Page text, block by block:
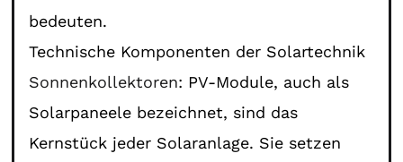
bedeuten.
Technische Komponenten der Solartechnik
Sonnenkollektoren: PV-Module, auch als
Solarpaneele bezeichnet, sind das
Kernstück jeder Solaranlage. Sie setzen